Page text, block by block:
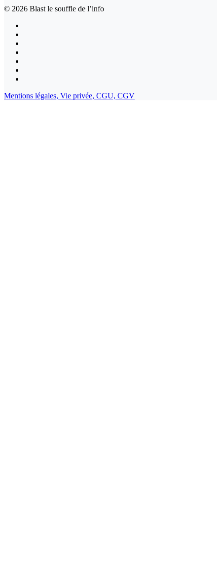
© 2026 Blast le souffle de l’info
Mentions légales, Vie privée, CGU, CGV